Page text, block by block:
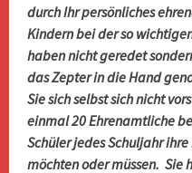
durch Ihr persönliches
Kindern bei der so
haben nicht geredet
das Zepter in die Hand
Sie sich selbst sich nicht
einmal 20 Ehrenamtliche
Schüler jedes Schuljahr
möchten oder müssen. Sie